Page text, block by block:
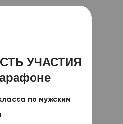
УЧАСТИЯ
по мужским